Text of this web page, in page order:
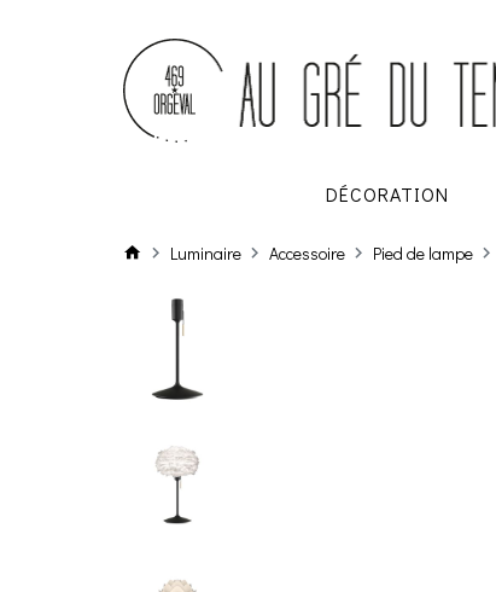
DÉCORATION
Luminaire Accessoire Pied de lampe